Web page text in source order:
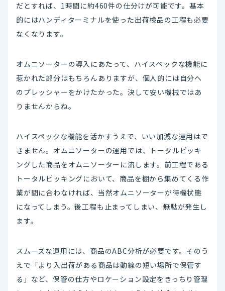
だとすれば、1時間に約460件の仕分けが可能です。基本
的にはハンディターミナルを使った出荷検品の工程も必要
なくなります。
オムニソーターの導入にあたって、ハイスペックな機能に
惹かれた部分はもちろんありますが、個人的には自分へ
のプレッシャーをかけたかった。決して安い機械ではあ
りませんからね。
ハイスペックな機能を活かすうえで、いい加減な運用はで
きません。オムニソーターの運用では、トータルピッキ
ングした商品をオムニソーターに流します。前工程である
トータルピッキングにおいて、商品を棚から集めてくる作
業が間に合わなければ、当然オムニソーターが待機状態
になってしまう。後工程も止まってしまい、無駄が発生し
ます。
スムーズな運用には、商品のABC分析が必要です。そのう
えで「より入出荷がある商品は動線の短い場所で保管す
る」など、保管の仕方やロケーション設定をきっちり管理